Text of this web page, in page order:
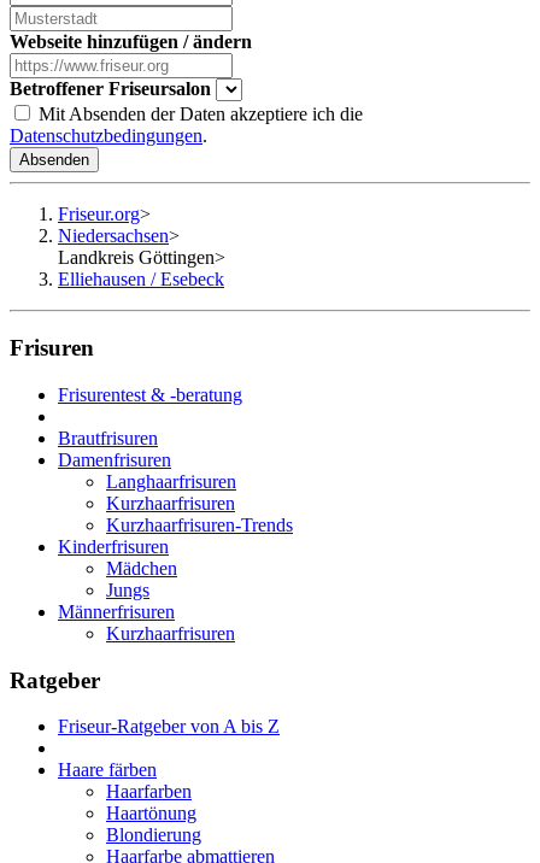
Webseite hinzufügen / ändern
Betroffener Friseursalon
Mit Absenden der Daten akzeptiere ich die
Datenschutzbedingungen.
Absenden
Friseur.org>
Niedersachsen>
Landkreis Göttingen>
Elliehausen / Esebeck
Frisuren
Frisurentest & -beratung
Brautfrisuren
Damenfrisuren
Langhaarfrisuren
Kurzhaarfrisuren
Kurzhaarfrisuren-Trends
Kinderfrisuren
Mädchen
Jungs
Männerfrisuren
Kurzhaarfrisuren
Ratgeber
Friseur-Ratgeber von A bis Z
Haare färben
Haarfarben
Haartönung
Blondierung
Haarfarbe abmattieren